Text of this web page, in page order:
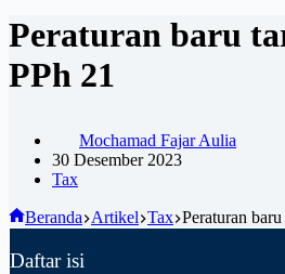
Peraturan baru
PPh 21
Mochamad Fajar Aulia
30 Desember 2023
Tax
Beranda Artikel Tax Peraturan
Daftar isi